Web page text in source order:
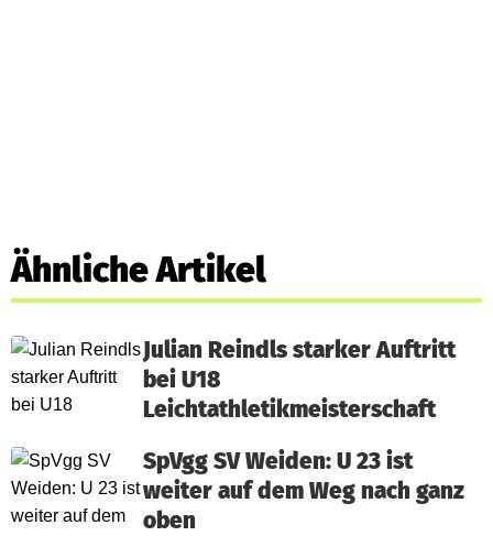
Ähnliche Artikel
Julian Reindls starker Auftritt
bei U18
Leichtathletikmeisterschaft
SpVgg SV Weiden: U 23 ist
weiter auf dem Weg nach ganz
oben